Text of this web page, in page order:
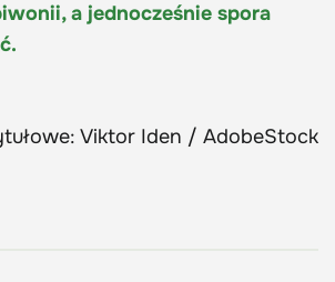
a jednocześnie spora
Viktor Iden / AdobeStock